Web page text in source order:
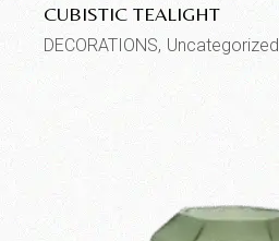
CUBISTIC TEALIGHT
DECORATIONS Uncategorized